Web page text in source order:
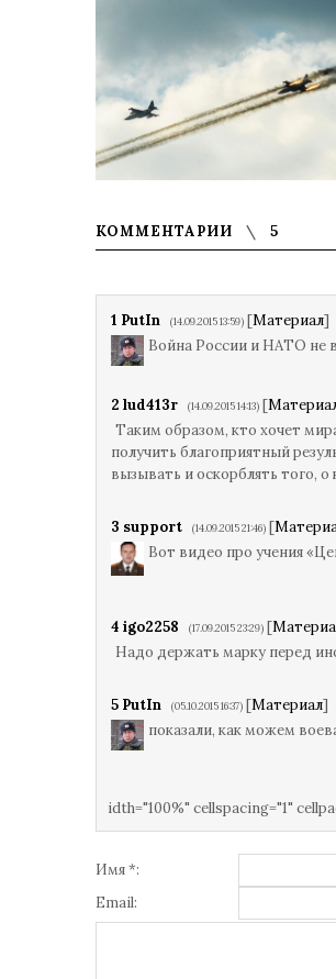
КОММЕНТАРИИ 5
1 PutIn (14.09.2015 13:59) [Материал]
Война России и НАТО не
2 lud413r (14.09.2015 14:13) [
Таким образом, кто хочет
получить благоприятный
вызывать и оскорблять того,
3 support (14.09.2015 21:46) [
Вот видео про учения
4 igo2258 (17.09.2015 23:29) [
Надо держать марку перед
5 PutIn (05.10.2015 16:37) [Материал]
показали, как можем
idth="100%" cellspacing="1"
Имя *:
Email: